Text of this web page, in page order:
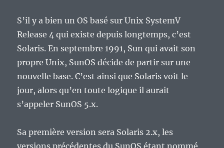
S’il y a bien un OS basé sur Unix SystemV
Release 4 qui existe depuis longtemps, c’est
Solaris. En septembre 1991, Sun qui avait son
propre Unix, SunOS décide de partir sur une
nouvelle base. C’est ainsi que Solaris voit le
jour, alors qu’en toute logique il aurait
s’appeler SunOS 5.x.
Sa première version sera Solaris 2.x, les